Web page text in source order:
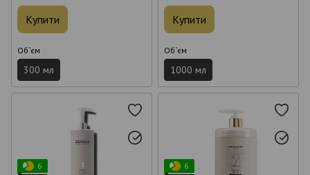
Купити
Об`єм
300 мл
Купити
Об`єм
1000 мл
6
6